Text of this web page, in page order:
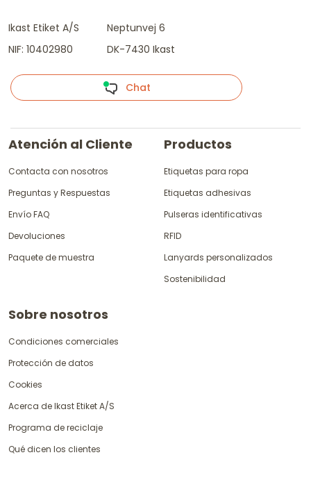
Ikast Etiket A/S
NIF: 10402980
Neptunvej 6
DK-7430 Ikast
Chat
Atención al Cliente
Contacta con nosotros
Preguntas y Respuestas
Envío FAQ
Devoluciones
Paquete de muestra
Productos
Etiquetas para ropa
Etiquetas adhesivas
Pulseras identificativas
RFID
Lanyards personalizados
Sostenibilidad
Sobre nosotros
Condiciones comerciales
Protección de datos
Cookies
Acerca de Ikast Etiket A/S
Programa de reciclaje
Qué dicen los clientes